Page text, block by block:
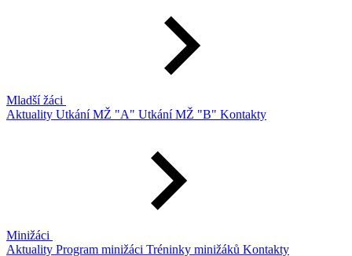
Mladší žáci
Aktuality Utkání MŽ "A" Utkání MŽ "B" Kontakty
Minižáci
Aktuality Program minižáci Tréninky minižáků Kontakty